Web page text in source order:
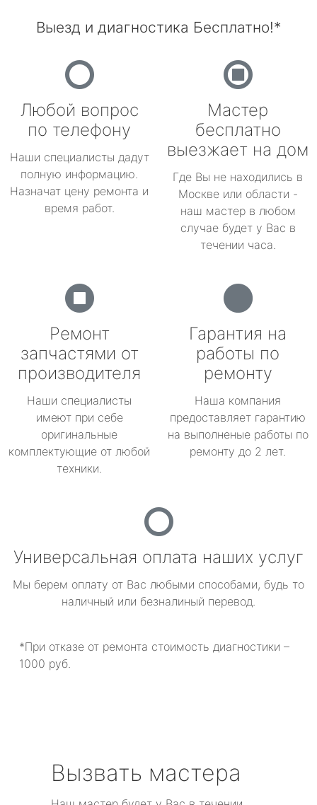
Выезд и диагностика Бесплатно!*
Любой вопрос
по телефону
Наши специалисты дадут
полную информацию.
Назначат цену ремонта и
время работ.
Мастер
бесплатно
выезжает на дом
Где Вы не находились в
Москве или области -
наш мастер в любом
случае будет у Вас в
течении часа.
Ремонт
запчастями от
производителя
Наши специалисты
имеют при себе
оригинальные
комплектующие от любой
техники.
Гарантия на
работы по
ремонту
Наша компания
предоставляет гарантию
на выполненые работы по
ремонту до 2 лет.
Универсальная оплата наших услуг
Мы берем оплату от Вас любыми способами, будь то
наличный или безналиный перевод.
*При отказе от ремонта стоимость диагностики –
1000 руб.
Вызвать мастера